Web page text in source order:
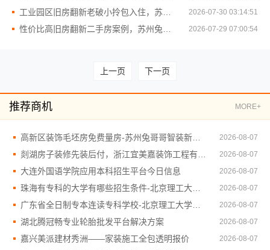
2026-07-30 03:14:51
2026-07-29 07:00:54
上一页 下一页
推荐商机 MORE+
2026-08-07
2026-08-07
大连外国语学院应用本科招生平台今日信息 2026-08-07
2026-08-07
2026-08-07
湖北腾冠畅专业轮胎批发平台解决方案 2026-08-07
嘉兴美派建材秀洲——家装施工全包透明报价 2026-08-07